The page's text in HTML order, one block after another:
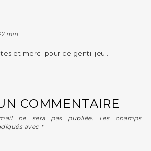
min
et merci pour ce gentil jeu…
COMMENTAIRE
ne sera pas publiée.
Les champs
avec *